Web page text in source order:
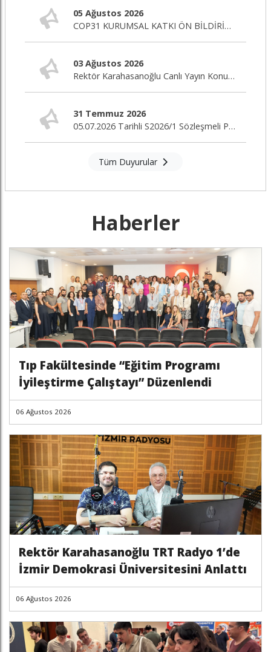
05 Ağustos 2026
COP31 KURUMSAL KATKI ÖN BİLDİRİM ÇAĞRISI
03 Ağustos 2026
Rektör Karahasanoğlu Canlı Yayın Konuğu
31 Temmuz 2026
05.07.2026 Tarihli S2026/1 Sözleşmeli Personel Alım İlanı Nihai Değerlendirme Sonuçları
Tüm Duyurular
Haberler
Tıp Fakültesinde “Eğitim Programı
İyileştirme Çalıştayı” Düzenlendi
06 Ağustos 2026
Rektör Karahasanoğlu TRT Radyo 1’de
İzmir Demokrasi Üniversitesini Anlattı
06 Ağustos 2026